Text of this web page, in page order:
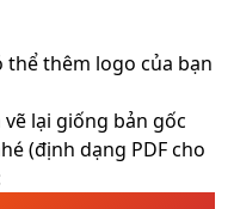
thêm logo của bạn
lại giống bản gốc
(định dạng PDF cho